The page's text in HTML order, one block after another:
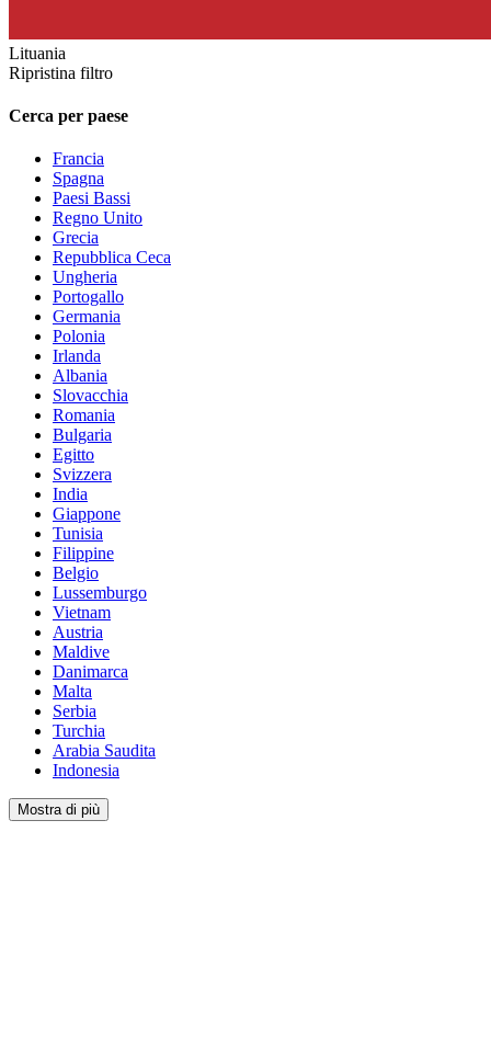
Lituania
Ripristina filtro
Cerca per paese
Francia
Spagna
Paesi Bassi
Regno Unito
Grecia
Repubblica Ceca
Ungheria
Portogallo
Germania
Polonia
Irlanda
Albania
Slovacchia
Romania
Bulgaria
Egitto
Svizzera
India
Giappone
Tunisia
Filippine
Belgio
Lussemburgo
Vietnam
Austria
Maldive
Danimarca
Malta
Serbia
Turchia
Arabia Saudita
Indonesia
Mostra di più